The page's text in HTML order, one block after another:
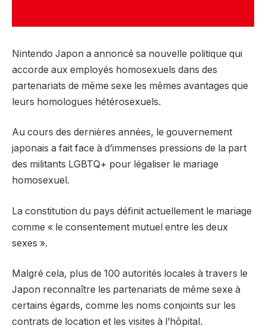
Nintendo Japon a annoncé sa nouvelle politique qui
accorde aux employés homosexuels dans des
partenariats de même sexe les mêmes avantages que
leurs homologues hétérosexuels.
Au cours des dernières années, le gouvernement
japonais a fait face à d’immenses pressions de la part
des militants LGBTQ+ pour légaliser le mariage
homosexuel.
La constitution du pays définit actuellement le mariage
comme « le consentement mutuel entre les deux
sexes ».
Malgré cela, plus de 100 autorités locales à travers le
Japon reconnaître les partenariats de même sexe à
certains égards, comme les noms conjoints sur les
contrats de location et les visites à l’hôpital.